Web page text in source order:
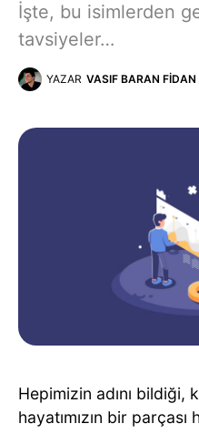
İşte, bu isimlerden
tavsiyeler…
YAZAR VASIF BARAN FIDAN
Hepimizin adını bildiği,
hayatımızın bir